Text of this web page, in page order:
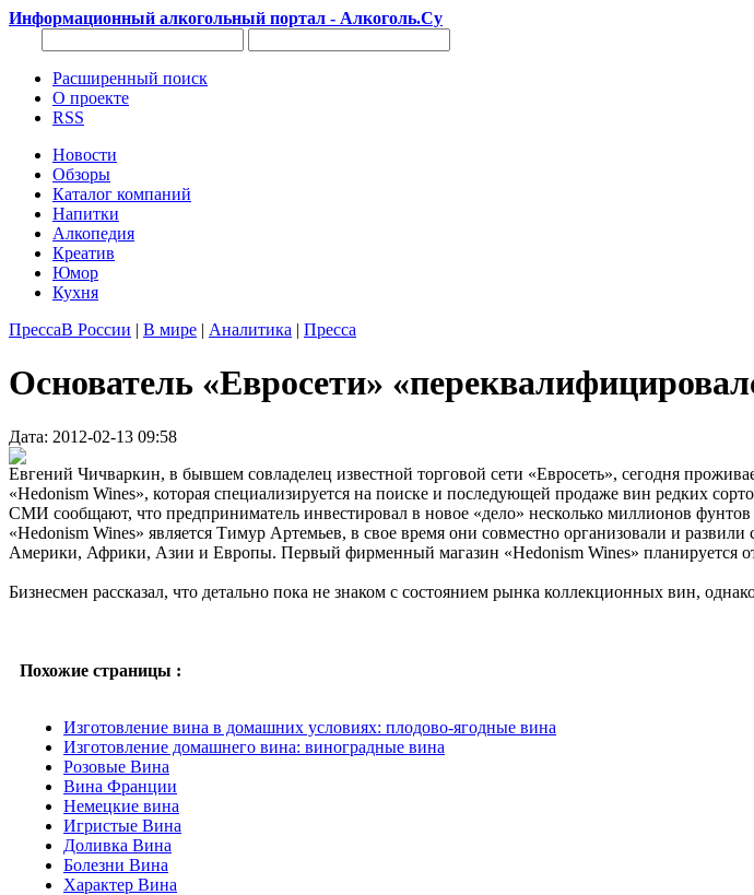
Информационный алкогольный портал - Алкоголь.Су
Расширенный поиск
О проекте
RSS
Новости
Обзоры
Каталог компаний
Напитки
Алкопедия
Креатив
Юмор
Кухня
ПрессаВ России | В мире | Аналитика | Пресса
Основатель «Евросети»
Дата: 2012-02-13 09:58
Евгений Чичваркин, в бывшем совладелец известной торговой сети «Евросеть», сегодня
«Hedonism Wines», которая специализируется на поиске и последующей продаже вин редких
СМИ сообщают, что предприниматель инвестировал в новое «дело» несколько миллионов
«Hedonism Wines» является Тимур Артемьев, в свое время они совместно организовали и
Америки, Африки, Азии и Европы. Первый фирменный магазин «Hedonism Wines» планируется
Бизнесмен рассказал, что детально пока не знаком с состоянием рынка коллекционных вин,
Похожие страницы :
Изготовление вина в домашних условиях: плодово-ягодные вина
Изготовление домашнего вина: виноградные вина
Розовые Вина
Вина Франции
Немецкие вина
Игристые Вина
Доливка Вина
Болезни Вина
Характер Вина